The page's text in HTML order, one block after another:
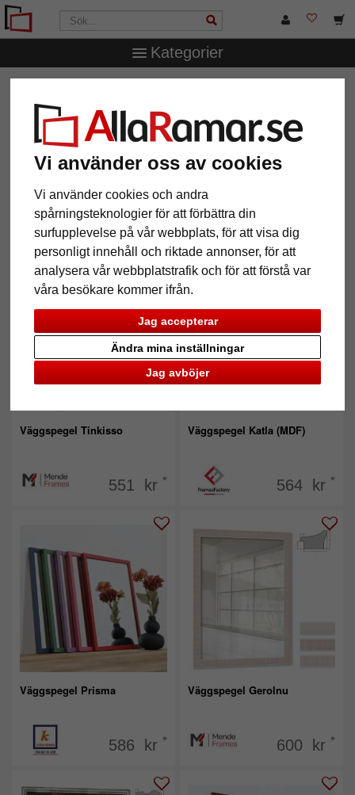
Vi använder oss av cookies
Vi använder cookies och andra
spårningsteknologier för att förbättra din
surfupplevelse på vår webbplats, för att visa dig
personligt innehåll och riktade annonser, för att
analysera vår webbplatstrafik och för att förstå var
våra besökare kommer ifrån.
Jag accepterar
Jag avböjer
Ändra mina inställningar
Kategorier
12 Artiklar Populärast
Grid
Väggspegel Tinkisso
551 kr *
Väggspegel Katla (MDF)
564 kr *
Väggspegel Prisma
586 kr *
Väggspegel Gerolnu
600 kr *